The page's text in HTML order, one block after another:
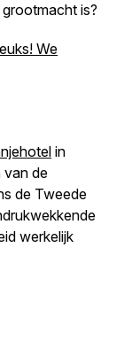
is?
We
in
van de
de Tweede
werkelijk